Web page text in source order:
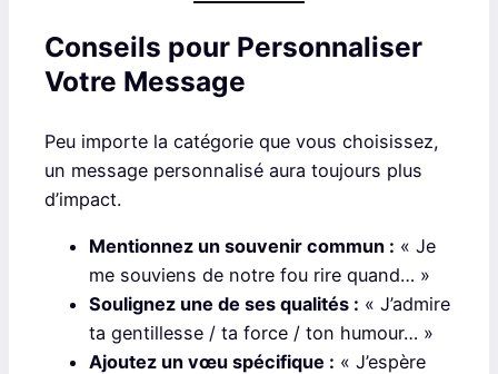
Conseils pour Personnaliser
Votre Message
Peu importe la catégorie que vous choisissez,
un message personnalisé aura toujours plus
d’impact.
Mentionnez un souvenir commun : « Je
me souviens de notre fou rire quand… »
Soulignez une de ses qualités : « J’admire
ta gentillesse / ta force / ton humour… »
Ajoutez un vœu spécifique : « J’espère